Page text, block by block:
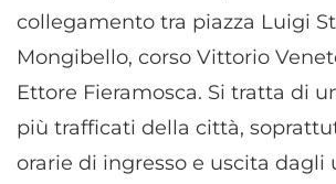
collegamento tra piazza Luigi
Mongibello, corso Vittorio
Ettore Fieramosca. Si tratta di
più trafficati della città,
orarie di ingresso e uscita dagli